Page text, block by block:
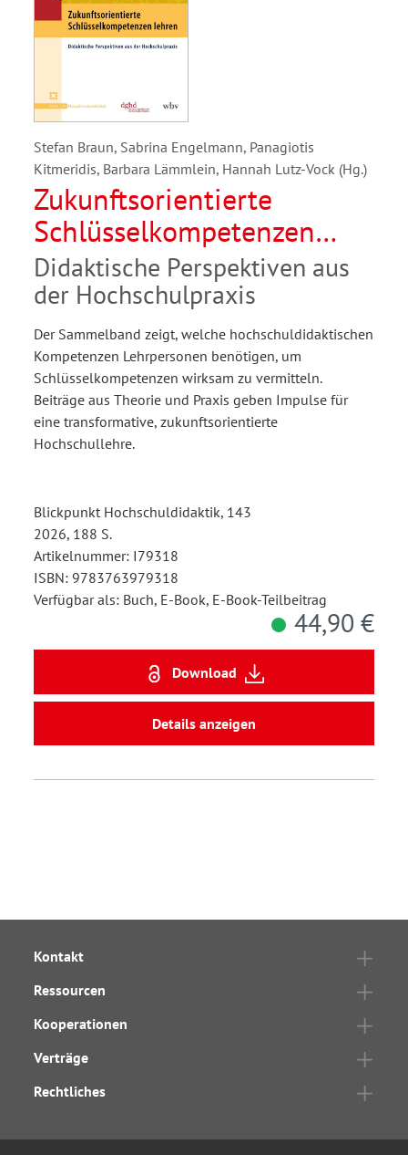
Stefan Braun, Sabrina Engelmann, Panagiotis
Kitmeridis, Barbara Lämmlein, Hannah Lutz-Vock (Hg.)
Zukunftsorientierte
Schlüsselkompetenzen
lehren
Didaktische Perspektiven aus
der Hochschulpraxis
Der Sammelband zeigt, welche hochschuldidaktischen
Kompetenzen Lehrpersonen benötigen, um
Schlüsselkompetenzen wirksam zu vermitteln.
Beiträge aus Theorie und Praxis geben Impulse für
eine transformative, zukunftsorientierte
Hochschullehre.
Blickpunkt Hochschuldidaktik, 143
2026, 188 S.
Artikelnummer: I79318
ISBN: 9783763979318
Verfügbar als: Buch, E-Book, E-Book-Teilbeitrag
44,90 €
Download
Details anzeigen
Kontakt
Ressourcen
Kooperationen
Verträge
Rechtliches